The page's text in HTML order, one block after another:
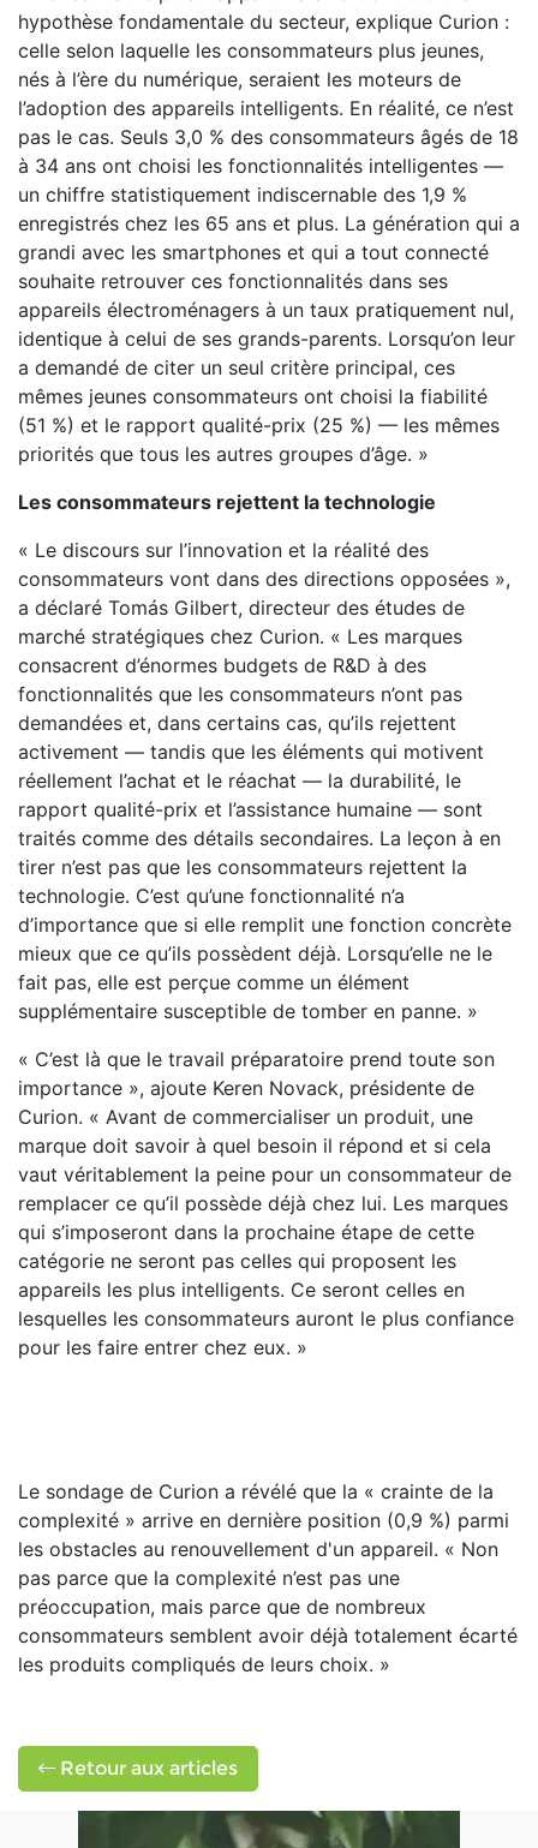
hypothèse fondamentale du secteur, explique Curion :
celle selon laquelle les consommateurs plus jeunes,
nés à l’ère du numérique, seraient les moteurs de
l’adoption des appareils intelligents. En réalité, ce n’est
pas le cas. Seuls 3,0 % des consommateurs âgés de 18
à 34 ans ont choisi les fonctionnalités intelligentes —
un chiffre statistiquement indiscernable des 1,9 %
enregistrés chez les 65 ans et plus. La génération qui a
grandi avec les smartphones et qui a tout connecté
souhaite retrouver ces fonctionnalités dans ses
appareils électroménagers à un taux pratiquement nul,
identique à celui de ses grands-parents. Lorsqu’on leur
a demandé de citer un seul critère principal, ces
mêmes jeunes consommateurs ont choisi la fiabilité
(51 %) et le rapport qualité-prix (25 %) — les mêmes
priorités que tous les autres groupes d’âge. »
Les consommateurs rejettent la technologie
« Le discours sur l’innovation et la réalité des
consommateurs vont dans des directions opposées »,
a déclaré Tomás Gilbert, directeur des études de
marché stratégiques chez Curion. « Les marques
consacrent d’énormes budgets de R&D à des
fonctionnalités que les consommateurs n’ont pas
demandées et, dans certains cas, qu’ils rejettent
activement — tandis que les éléments qui motivent
réellement l’achat et le réachat — la durabilité, le
rapport qualité-prix et l’assistance humaine — sont
traités comme des détails secondaires. La leçon à en
tirer n’est pas que les consommateurs rejettent la
technologie. C’est qu’une fonctionnalité n’a
d’importance que si elle remplit une fonction concrète
mieux que ce qu’ils possèdent déjà. Lorsqu’elle ne le
fait pas, elle est perçue comme un élément
supplémentaire susceptible de tomber en panne. »
« C’est là que le travail préparatoire prend toute son
importance », ajoute Keren Novack, présidente de
Curion. « Avant de commercialiser un produit, une
marque doit savoir à quel besoin il répond et si cela
vaut véritablement la peine pour un consommateur de
remplacer ce qu’il possède déjà chez lui. Les marques
qui s’imposeront dans la prochaine étape de cette
catégorie ne seront pas celles qui proposent les
appareils les plus intelligents. Ce seront celles en
lesquelles les consommateurs auront le plus confiance
pour les faire entrer chez eux. »
Le sondage de Curion a révélé que la « crainte de la
complexité » arrive en dernière position (0,9 %) parmi
les obstacles au renouvellement d'un appareil. « Non
pas parce que la complexité n’est pas une
préoccupation, mais parce que de nombreux
consommateurs semblent avoir déjà totalement écarté
les produits compliqués de leurs choix. »
Retour aux articles